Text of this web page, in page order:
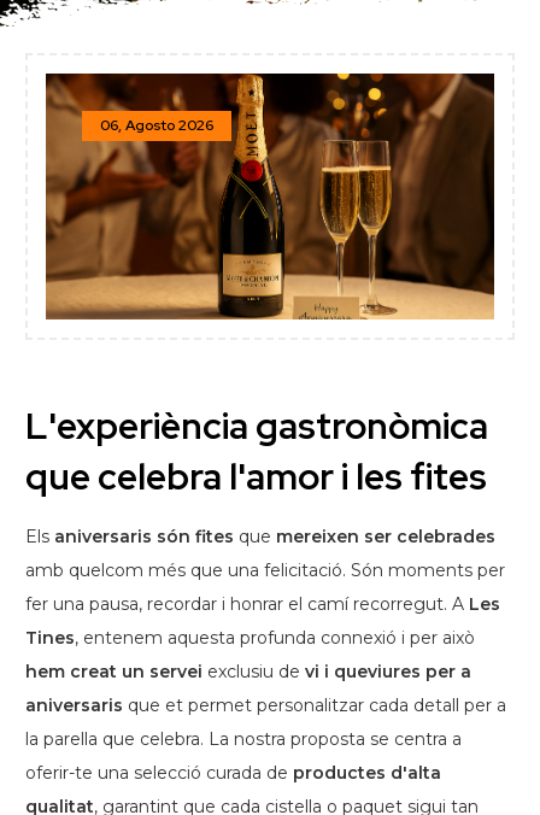
06, Agosto 2026
L'experiència gastronòmica
que celebra l'amor i les fites
Els aniversaris són fites que mereixen ser celebrades
amb quelcom més que una felicitació. Són moments per
fer una pausa, recordar i honrar el camí recorregut. A Les
Tines, entenem aquesta profunda connexió i per això
hem creat un servei exclusiu de vi i queviures per a
aniversaris que et permet personalitzar cada detall per a
la parella que celebra. La nostra proposta se centra a
oferir-te una selecció curada de productes d'alta
qualitat, garantint que cada cistella o paquet sigui tan